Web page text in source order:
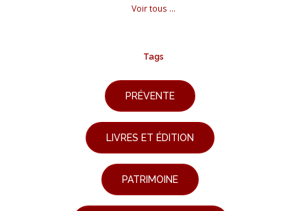
Voir tous ...
Tags
PRÉVENTE
LIVRES ET ÉDITION
PATRIMOINE